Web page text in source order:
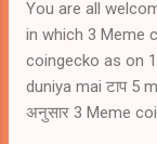
You are all
in which 3 Meme
coingecko as on
duniya mai टाप 5
अनुसार 3 Meme